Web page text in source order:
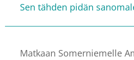
Sen tähden pidän
Matkaan Somerniemelle